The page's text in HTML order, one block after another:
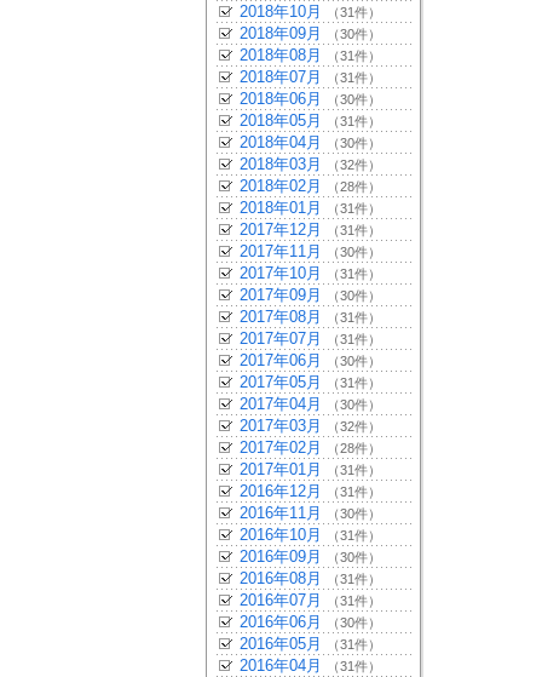
2018年10月 （31件）
2018年09月 （30件）
2018年08月 （31件）
2018年07月 （31件）
2018年06月 （30件）
2018年05月 （31件）
2018年04月 （30件）
2018年03月 （32件）
2018年02月 （28件）
2018年01月 （31件）
2017年12月 （31件）
2017年11月 （30件）
2017年10月 （31件）
2017年09月 （30件）
2017年08月 （31件）
2017年07月 （31件）
2017年06月 （30件）
2017年05月 （31件）
2017年04月 （30件）
2017年03月 （32件）
2017年02月 （28件）
2017年01月 （31件）
2016年12月 （31件）
2016年11月 （30件）
2016年10月 （31件）
2016年09月 （30件）
2016年08月 （31件）
2016年07月 （31件）
2016年06月 （30件）
2016年05月 （31件）
2016年04月 （31件）